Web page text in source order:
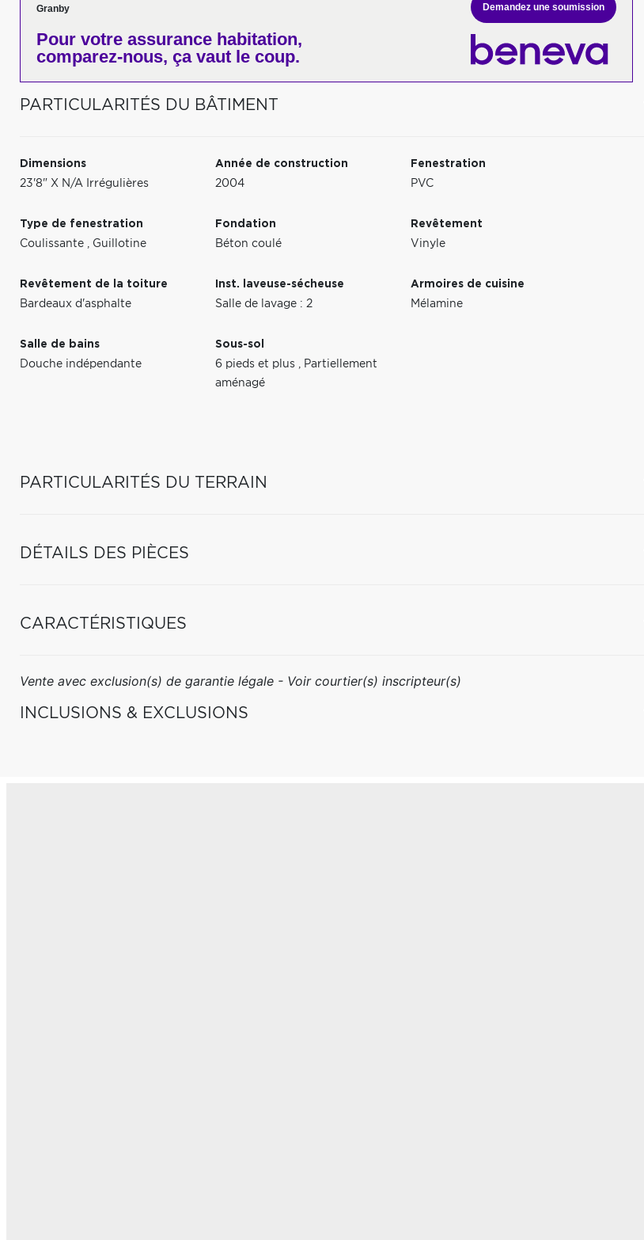
Granby
Pour votre assurance habitation,
comparez-nous, ça vaut le coup.
Demandez une soumission
PARTICULARITÉS DU BÂTIMENT
Dimensions
23'8" X N/A Irrégulières
Année de construction
2004
Fenestration
PVC
Type de fenestration
Coulissante , Guillotine
Fondation
Béton coulé
Revêtement
Vinyle
Revêtement de la toiture
Bardeaux d'asphalte
Inst. laveuse-sécheuse
Salle de lavage : 2
Armoires de cuisine
Mélamine
Salle de bains
Douche indépendante
Sous-sol
6 pieds et plus , Partiellement
aménagé
PARTICULARITÉS DU TERRAIN
DÉTAILS DES PIÈCES
CARACTÉRISTIQUES
Vente avec exclusion(s) de garantie légale - Voir courtier(s) inscripteur(s)
INCLUSIONS & EXCLUSIONS